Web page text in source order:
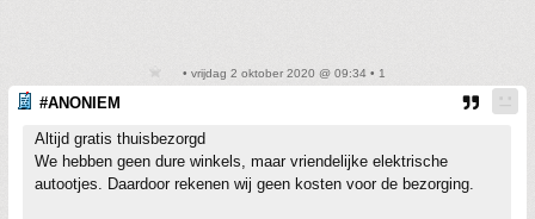
• vrijdag 2 oktober 2020 @ 09:34 • 1
#ANONIEM
Altijd gratis thuisbezorgd
We hebben geen dure winkels, maar vriendelijke elektrische
autootjes. Daardoor rekenen wij geen kosten voor de bezorging.